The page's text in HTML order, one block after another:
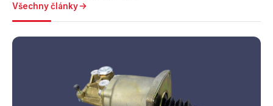
Všechny články